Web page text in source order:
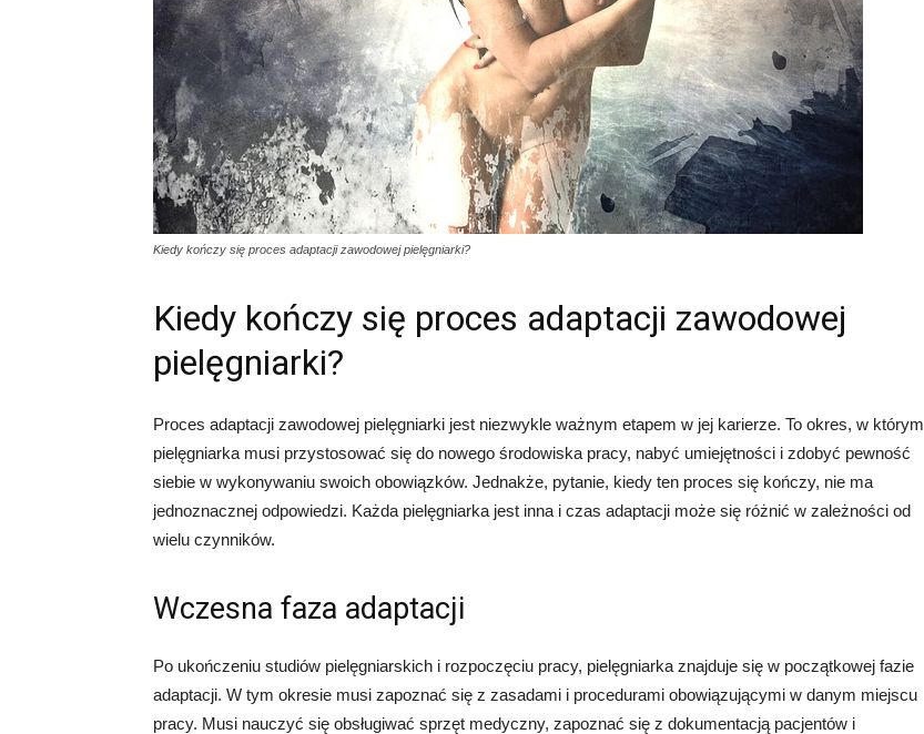
Kiedy kończy się proces adaptacji zawodowej pielęgniarki?
Kiedy kończy się proces adaptacji zawodowej
pielęgniarki?
Proces adaptacji zawodowej pielęgniarki jest niezwykle ważnym etapem w jej karierze. To okres, w którym
pielęgniarka musi przystosować się do nowego środowiska pracy, nabyć umiejętności i zdobyć pewność
siebie w wykonywaniu swoich obowiązków. Jednakże, pytanie, kiedy ten proces się kończy, nie ma
jednoznacznej odpowiedzi. Każda pielęgniarka jest inna i czas adaptacji może się różnić w zależności od
wielu czynników.
Wczesna faza adaptacji
Po ukończeniu studiów pielęgniarskich i rozpoczęciu pracy, pielęgniarka znajduje się w początkowej fazie
adaptacji. W tym okresie musi zapoznać się z zasadami i procedurami obowiązującymi w danym miejscu
pracy. Musi nauczyć się obsługiwać sprzęt medyczny, zapoznać się z dokumentacją pacjentów i